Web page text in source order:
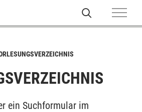
ein Suchformular im